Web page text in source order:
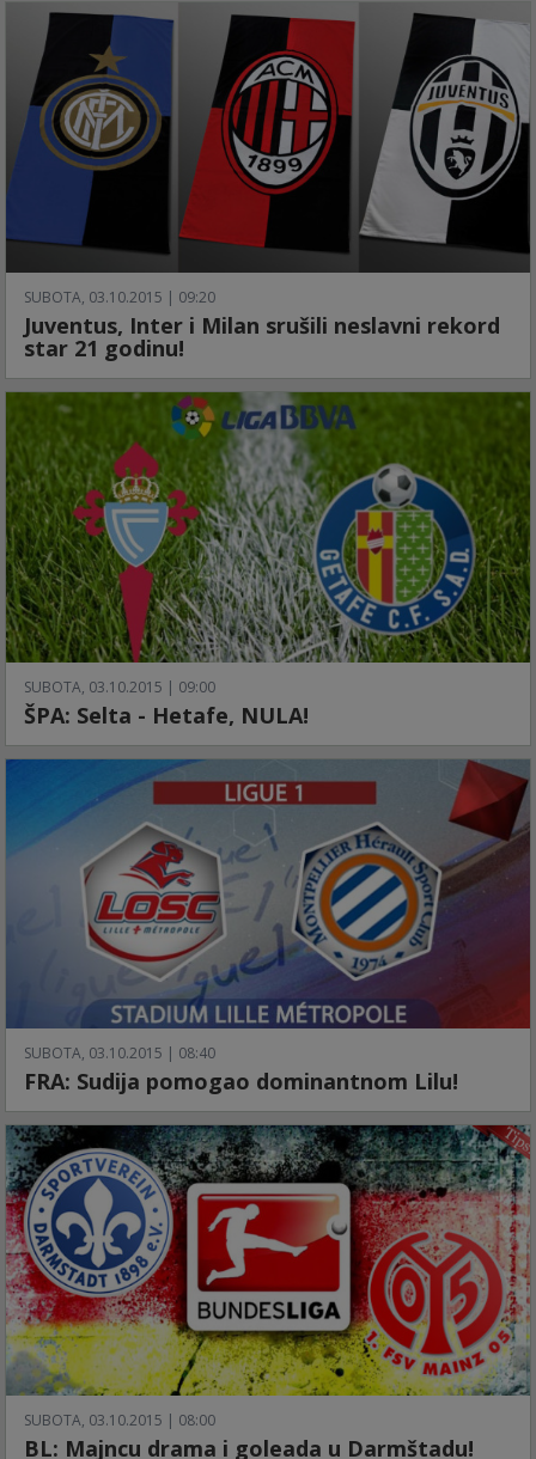
SUBOTA, 03.10.2015 | 09:20
Juventus, Inter i Milan srušili neslavni rekord
star 21 godinu!
SUBOTA, 03.10.2015 | 09:00
ŠPA: Selta - Hetafe, NULA!
SUBOTA, 03.10.2015 | 08:40
FRA: Sudija pomogao dominantnom Lilu!
SUBOTA, 03.10.2015 | 08:00
BL: Majncu drama i goleada u Darmštadu!